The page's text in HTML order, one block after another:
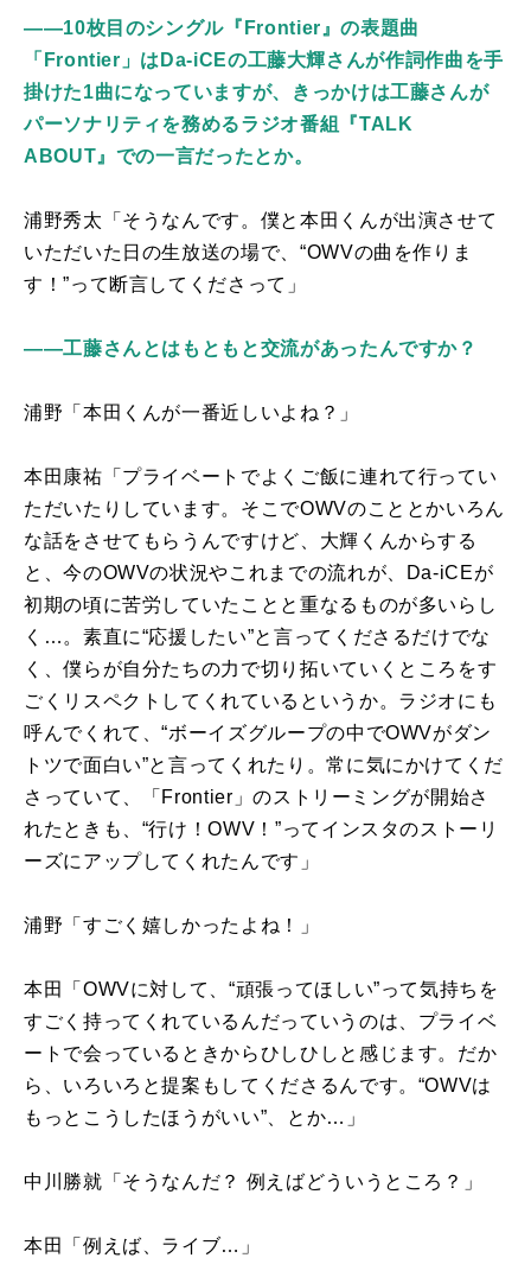
――10枚目のシングル『Frontier』の表題曲
「Frontier」はDa-iCEの工藤大輝さんが作詞作曲を手
掛けた1曲になっていますが、きっかけは工藤さんが
パーソナリティを務めるラジオ番組『TALK
ABOUT』での一言だったとか。
浦野秀太「そうなんです。僕と本田くんが出演させて
いただいた日の生放送の場で、“OWVの曲を作りま
す！”って断言してくださって」
――工藤さんとはもともと交流があったんですか？
浦野「本田くんが一番近しいよね？」
本田康祐「プライベートでよくご飯に連れて行ってい
ただいたりしています。そこでOWVのこととかいろん
な話をさせてもらうんですけど、大輝くんからする
と、今のOWVの状況やこれまでの流れが、 Da-iCEが
初期の頃に苦労していたことと重なるものが多いらし
く…。素直に“応援したい”と言ってくださるだけでな
く、僕らが自分たちの力で切り拓いていくところをす
ごくリスペクトしてくれているというか。ラジオにも
呼んでくれて、“ボーイズグループの中でOWVがダン
トツで面白い”と言ってくれたり。常に気にかけてくだ
さっていて、「 Frontier 」のストリーミングが開始さ
れたときも、“行け！OWV ！”ってインスタのストーリ
ーズにアップしてくれたんです」
浦野「すごく嬉しかったよね！」
本田「 OWVに対して、“頑張ってほしい”って気持ちを
すごく持ってくれているんだっていうのは、プライベ
ートで会っているときからひしひしと感じます。だか
ら、いろいろと提案もしてくださるんです。“OWVは
もっとこうしたほうがいい”、とか…」
中川勝就「そうなんだ？ 例えばどういうところ？」
本田「例えば、ライブ…」